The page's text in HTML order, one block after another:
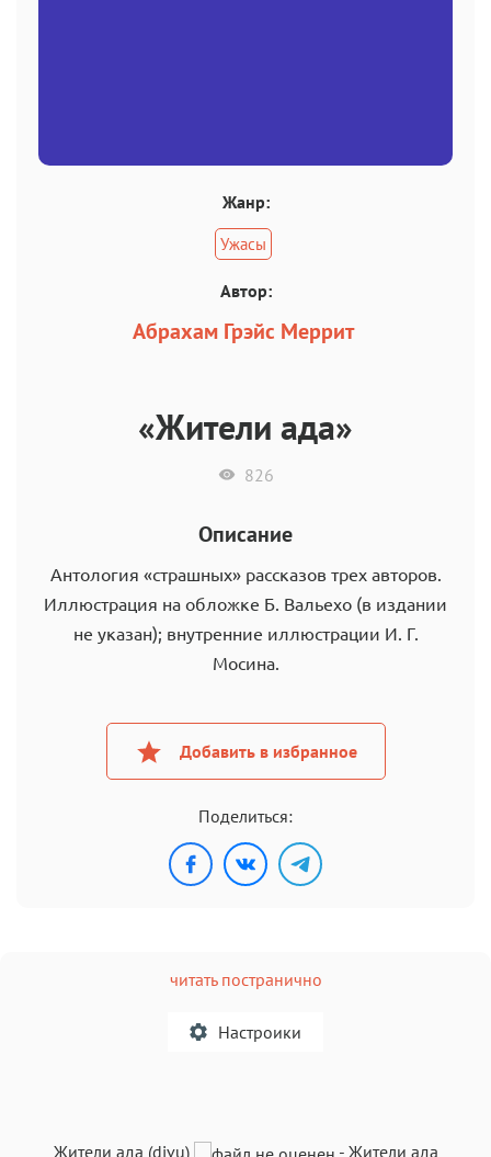
Жанр:
Ужасы
Автор:
Абрахам Грэйс Меррит
«Жители ада»
826
Описание
Антология «страшных» рассказов трех авторов.
Иллюстрация на обложке Б. Вальехо (в издании
не указан); внутренние иллюстрации И. Г.
Мосина.
Добавить в избранное
Поделиться:
читать постранично
Настроики
Жители ада (djvu) - Жители ада